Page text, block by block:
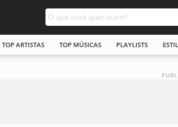
TOP ARTISTAS TOP MÚSICAS PLAYLISTS